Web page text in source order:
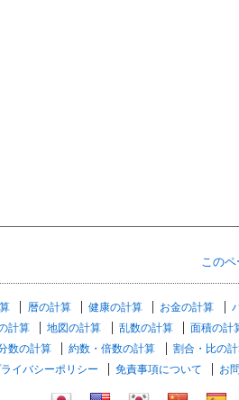
この
暦の計算 健康の計算 お金の計算
計算 地図の計算 乱数の計算 面積の計
数の計算 約数・倍数の計算 割合・比の
イバシーポリシー
免責事項について お